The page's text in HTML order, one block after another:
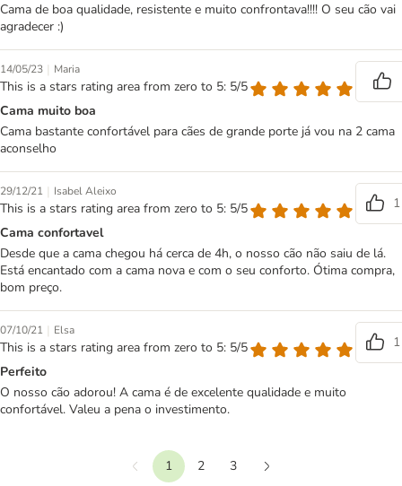
Cama de boa qualidade, resistente e muito confrontava!!!! O seu cão vai
agradecer :)
14/05/23 | Maria
This is a stars rating area from zero to 5: 5/5
Cama muito boa
Cama bastante confortável para cães de grande porte já vou na 2 cama
aconselho
29/12/21 | Isabel Aleixo
This is a stars rating area from zero to 5: 5/5
1
Cama confortavel
Desde que a cama chegou há cerca de 4h, o nosso cão não saiu de lá.
Está encantado com a cama nova e com o seu conforto. Ótima compra,
bom preço.
07/10/21 | Elsa
This is a stars rating area from zero to 5: 5/5
1
Perfeito
O nosso cão adorou! A cama é de excelente qualidade e muito
confortável. Valeu a pena o investimento.
Anterior
1 2
3